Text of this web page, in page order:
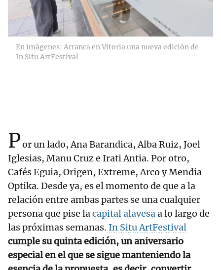
En imágenes: Arranca en Vitoria una nueva edición de
In Situ ArtFestival
Por un lado, Ana Barandica, Alba Ruiz, Joel
Iglesias, Manu Cruz e Irati Antia. Por otro,
Cafés Eguia, Origen, Extreme, Arco y Mendia
Optika. Desde ya, es el momento de que a la
relación entre ambas partes se una cualquier
persona que pise lacapital alavesaa lo largo de
las próximas semanas. In Situ ArtFestival
cumple su quinta edición, un aniversario
especial en el que se sigue manteniendo la